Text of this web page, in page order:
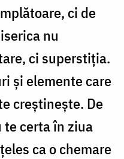
ci de
nu
ci superstiția.
și elemente care
creștinește. De
certa în ziua
ca o chemare